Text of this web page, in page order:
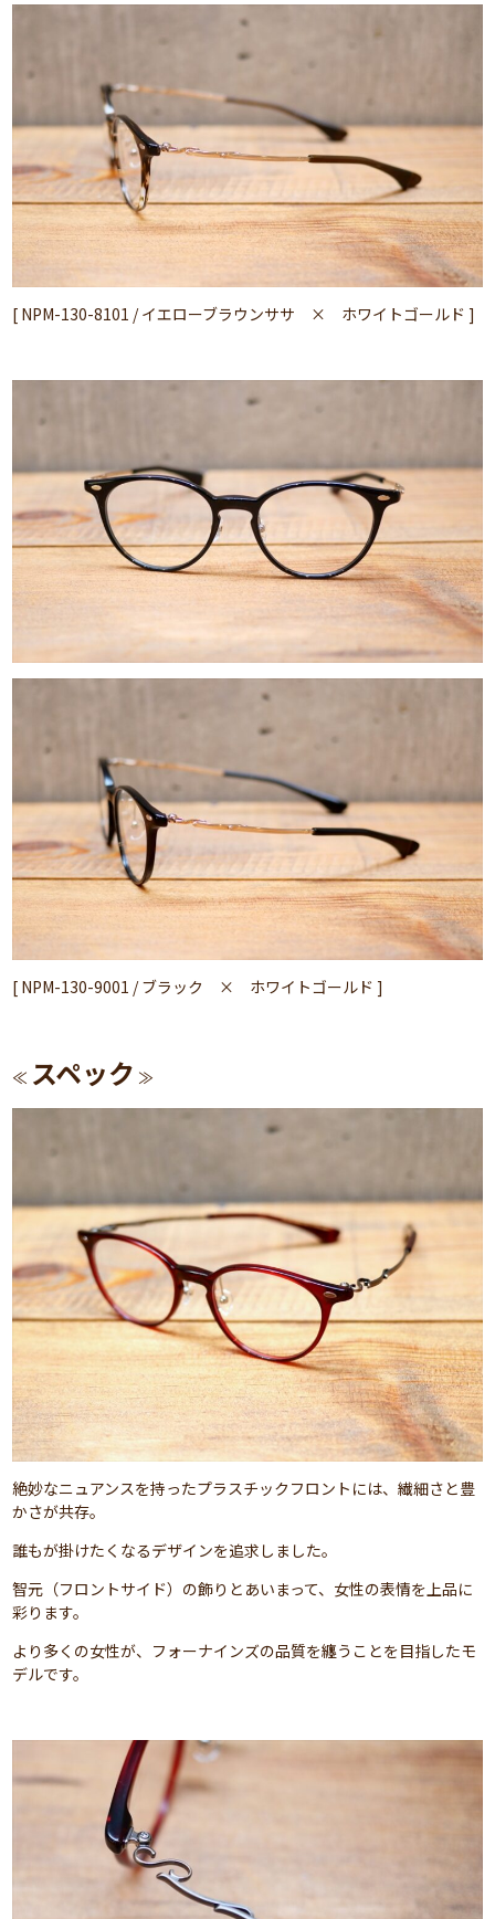
[ NPM-130-8101 / イエローブラウンササ × ホワイトゴールド ]
[ NPM-130-9001 / ブラック × ホワイトゴールド ]
≪ スペック ≫
絶妙なニュアンスを持ったプラスチックフロントには、繊細さと豊
かさが共存。
誰もが掛けたくなるデザインを追求しました。
智元（フロントサイド）の飾りとあいまって、女性の表情を上品に
彩ります。
より多くの女性が、フォーナインズの品質を纏うことを目指したモ
デルです。